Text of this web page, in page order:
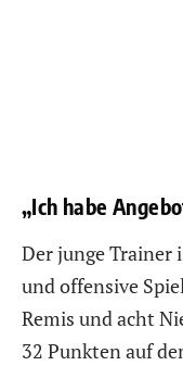
„Ich habe
Der junge Trainer
und offensive
Remis und acht
32 Punkten auf